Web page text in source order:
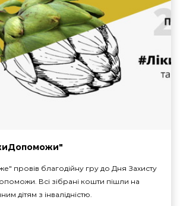
провів благодійну гру до Дня Захисту
Всі зібрані кошти пішли на
дітям з інвалідністю.